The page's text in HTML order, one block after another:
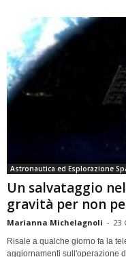
Astronautica ed Esplorazione
Un salvataggio
gravità per non
Marianna Michelagnoli - 23
Risale a qualche giorno fa la
aggiornamenti sull'operazione